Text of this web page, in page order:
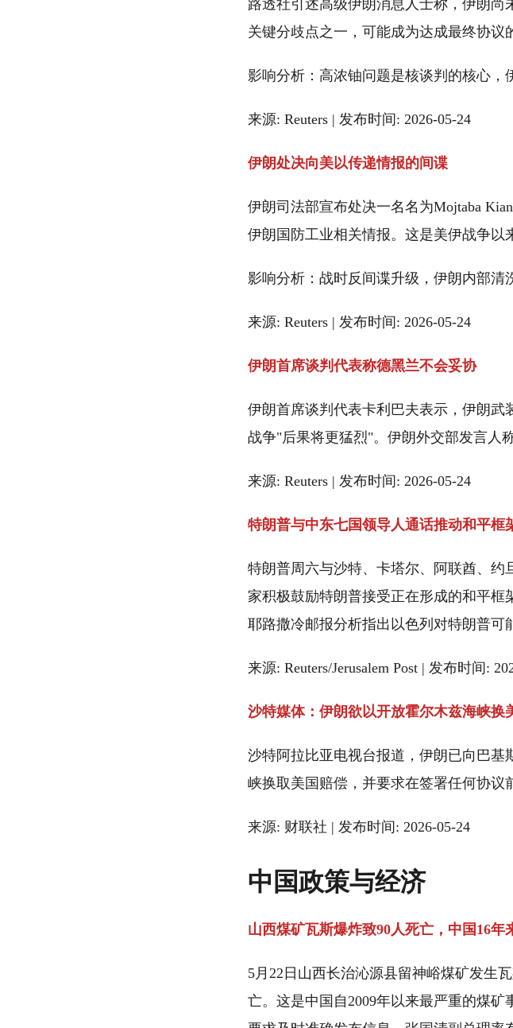
路透社引述高级伊朗消息人士称，伊朗
关键分歧点之一，可能成为达成最终协议
影响分析：高浓铀问题是核谈判的核心，
来源: Reuters | 发布时间: 2026-05-24
伊朗处决向美以传递情报的间谍
伊朗司法部宣布处决一名名为Mojtaba
伊朗国防工业相关情报。这是美伊战争以
影响分析：战时反间谍升级，伊朗内部清
来源: Reuters | 发布时间: 2026-05-24
伊朗首席谈判代表称德黑兰不会妥协
伊朗首席谈判代表卡利巴夫表示，伊朗
战争"后果将更猛烈"。伊朗外交部发言人
来源: Reuters | 发布时间: 2026-05-24
特朗普与中东七国领导人通话推动和平框
特朗普周六与沙特、卡塔尔、阿联酋、约
家积极鼓励特朗普接受正在形成的和平框
耶路撒冷邮报分析指出以色列对特朗普可
来源: Reuters/Jerusalem Post | 发布时间:
沙特媒体：伊朗欲以开放霍尔木兹海峡换
沙特阿拉比亚电视台报道，伊朗已向巴
峡换取美国赔偿，并要求在签署任何协议
来源: 财联社 | 发布时间: 2026-05-24
中国政策与经济
山西煤矿瓦斯爆炸致90人死亡，中国16年
5月22日山西长治沁源县留神峪煤矿发生
亡。这是中国自2009年以来最严重的煤